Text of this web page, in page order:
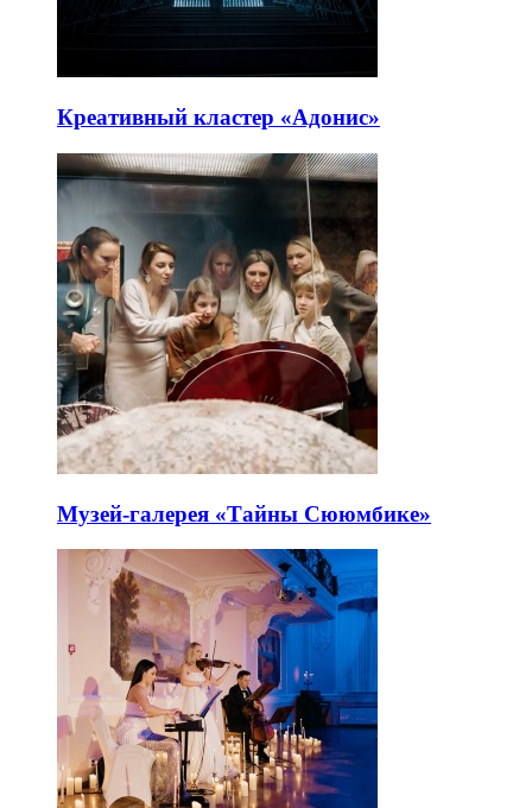
Креативный кластер «Адонис»
Музей-галерея «Тайны Сююмбике»